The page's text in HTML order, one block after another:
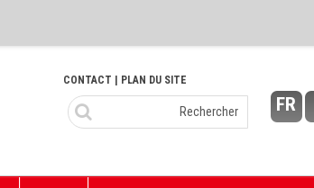
FR
CONTACT | PLAN DU SITE